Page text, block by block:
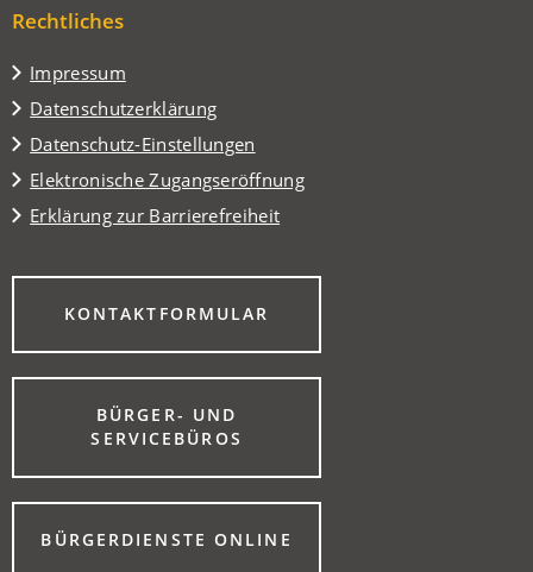
Tab)
neuen
Rechtliches
Impressum
Datenschutzerklärung
Datenschutz-Einstellungen
Elektronische Zugangseröffnung
Erklärung zur Barrierefreiheit
KONTAKTFORMULAR
(ÖFFNET
EINEM
NEUEN
BÜRGER- UND
SERVICEBÜROS
(ÖFFNET
EINEM
NEUEN
TAB)BÜRGERDIENSTE ONLINE
(ÖFFNET